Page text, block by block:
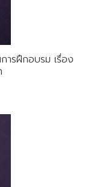
ารฝึกอบรม เรื่อง